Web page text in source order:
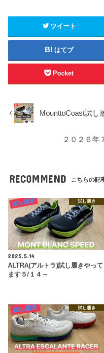
ツイート
はてブ
Pocket
MounttoCoast試し
２０２６年
RECOMMEND こちらの記
試し履き
2025.5.14
ALTRA(アルトラ)試し履きやって
ます５/１４～
試し履き